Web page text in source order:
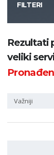
FILTERI
Rezultati
veliki
Važniji